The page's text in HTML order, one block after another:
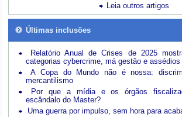
Leia outros artigos
Últimas inclusões
Relatório Anual de Crises de 2025
categorias cybercrime, má gestão e assédios
A Copa do Mundo não é nossa:
mercantilismo
Por que a mídia e os órgãos
escândalo do Master?
Uma guerra por impulso, sem hora para